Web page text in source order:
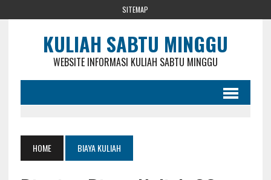
SITEMAP
KULIAH SABTU MINGGU
WEBSITE INFORMASI KULIAH SABTU MINGGU
HOME BIAYA KULIAH